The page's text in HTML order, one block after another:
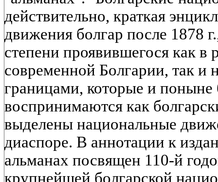
действительно, краткая
движения болгар после 1878
степени проявившегося как в
современной Болгарии, так и
границами, которые и поныне
воспринимаются как
выделены национальные
диаспоре. В аннотации к
альманах посвящен 110-й
крупнейшей болгарской